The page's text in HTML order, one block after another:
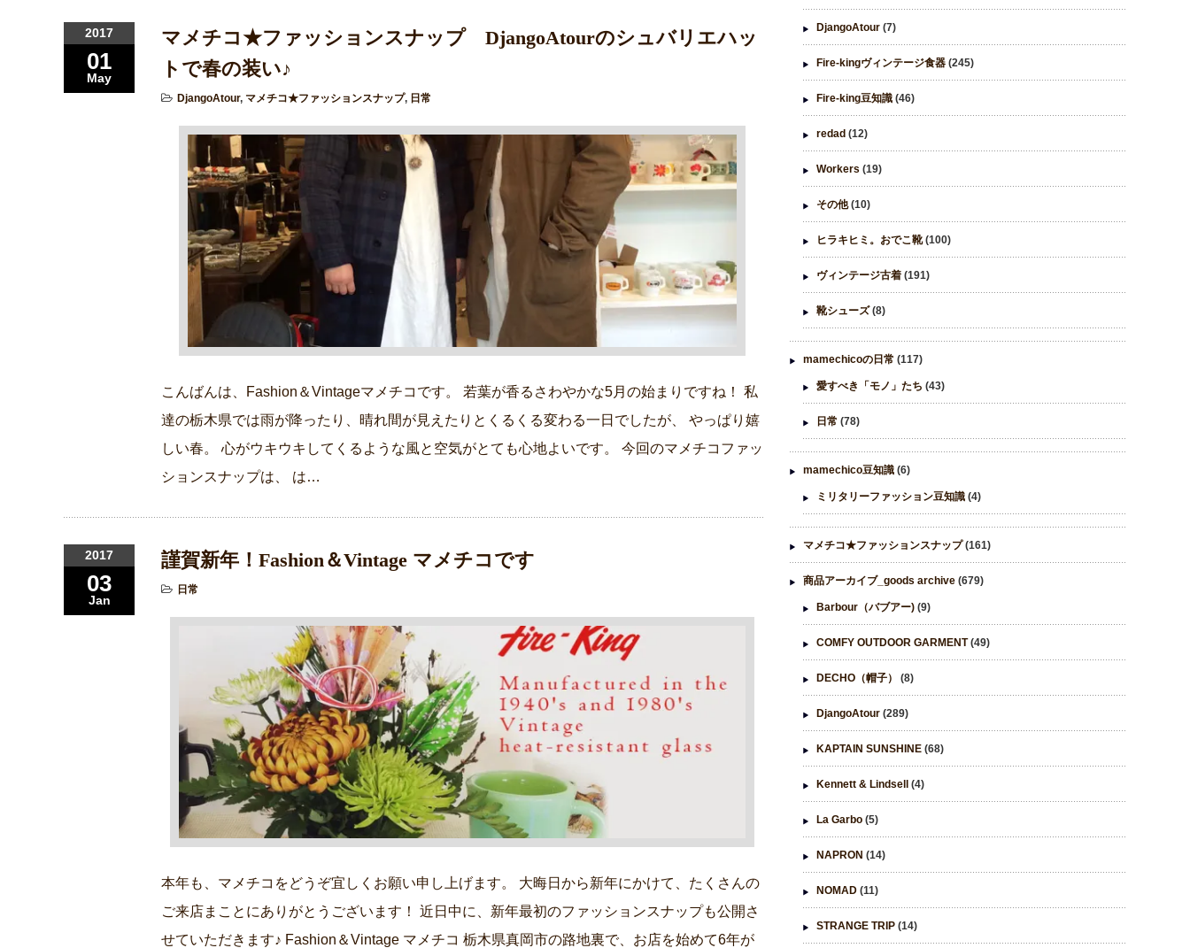
2017
01
May
マメチコ★ファッションスナップ DjangoAtourのシュバリエハッ
トで春の装い♪
DjangoAtour, マメチコ★ファッションスナップ, 日常
こんばんは、Fashion＆Vintageマメチコです。 若葉が香るさわやかな5月の始まりですね！ 私
達の栃木県では雨が降ったり、晴れ間が見えたりとくるくる変わる一日でしたが、 やっぱり嬉
しい春。 心がウキウキしてくるような風と空気がとても心地よいです。 今回のマメチコファッ
ションスナップは、 は…
2017
03
Jan
謹賀新年！Fashion＆Vintage マメチコです
日常
本年も、マメチコをどうぞ宜しくお願い申し上げます。 大晦日から新年にかけて、たくさんの
ご来店まことにありがとうございます！ 近日中に、新年最初のファッションスナップも公開さ
せていただきます♪ Fashion＆Vintage マメチコ 栃木県真岡市の路地裏で、お店を始めて6年が
DjangoAtour (7)
Fire-kingヴィンテージ食器 (245)
Fire-king豆知識 (46)
redad (12)
Workers (19)
その他(10)
ヒラキヒミ。おでこ靴(100)
ヴィンテージ古着 (191)
靴シューズ(8)
mamechicoの日常 (117)
愛すべき「モノ」たち (43)
日常 (78)
mamechico豆知識 (6)
ミリタリーファッション豆知識 (4)
マメチコ★ファッションスナップ(161)
商品アーカイブ_goods archive (679)
Barbour（バブアー) (9)
COMFY OUTDOOR GARMENT(49)
DECHO（帽子） (8)
DjangoAtour (289)
KAPTAIN SUNSHINE (68)
Kennett & Lindsell (4)
La Garbo (5)
NAPRON (14)
NOMAD (11)
STRANGE TRIP (14)